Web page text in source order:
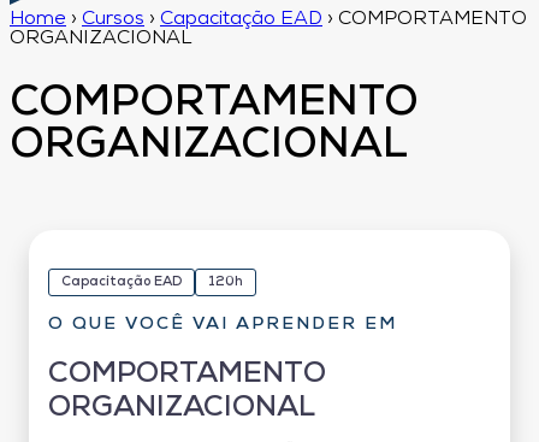
Home › Cursos › Capacitação EAD › COMPORTAMENTO
ORGANIZACIONAL
COMPORTAMENTO
ORGANIZACIONAL
Capacitação EAD 120h
O QUE VOCÊ VAI APRENDER EM
COMPORTAMENTO
ORGANIZACIONAL